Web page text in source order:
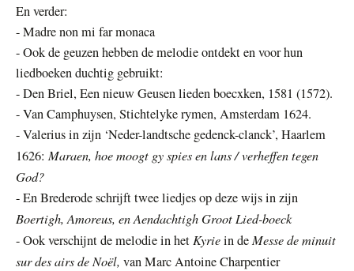
En verder:
- Madre non mi far monaca
- Ook de geuzen hebben de melodie ontdekt en voor hun
liedboeken duchtig gebruikt:
- Den Briel, Een nieuw Geusen lieden boecxken, 1581 (1572).
- Van Camphuysen, Stichtelyke rymen, Amsterdam 1624.
- Valerius in zijn ‘Neder-landtsche gedenck-clanck’, Haarlem
1626: Maraen, hoe moogt gy spies en lans /verheffen tegen
God?
- En Brederode schrijft twee liedjes op deze wijs in zijn
Boertigh, Amoreus, en Aendachtigh Groot Lied-boeck
-Ook verschijnt de melodie in het Kyriein de Messe de minuit
sur des airs de Noël, van Marc Antoine Charpentier